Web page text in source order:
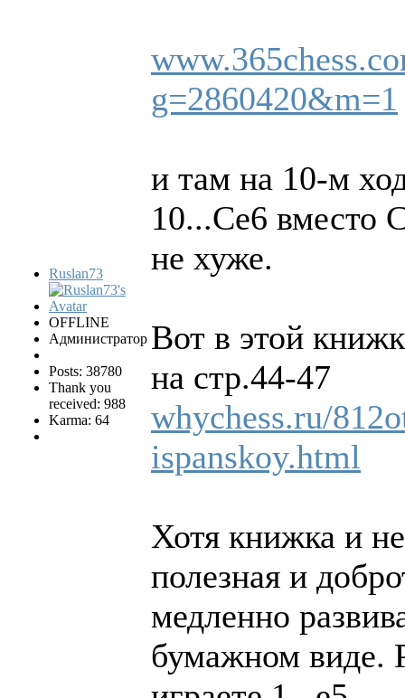
Ruslan73
OFFLINE
Администратор
Posts: 38780
Thank you
received: 988
Karma: 64
g=2860420&m=1
и там на 10-м
10...Сe6 вместо
не хуже.
Вот в этой
на стр.44-47
whychess.ru/
ispanskoy.html
Хотя книжка и
полезная и
медленно
бумажном виде.